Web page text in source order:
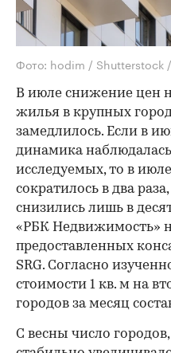
Фото: hodim / Shutterstock
В июле снижение цен
жилья в крупных
замедлилось. Если в
динамика
исследуемых, то в
сократилось в два
снизились лишь в
«РБК Недвижимость»
предоставленных
SRG. Согласно
стоимости 1 кв. м на
городов за месяц
С весны число